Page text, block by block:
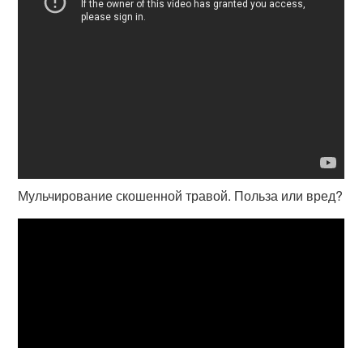
Мульчирование скошенной травой. Польза или вред?